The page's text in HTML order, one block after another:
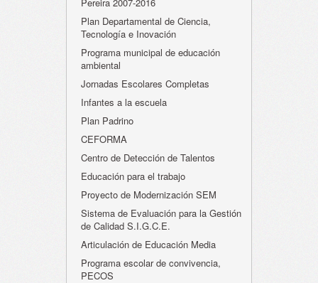
Plan Departamental de Ciencia,
Tecnología e Inovación
Programa municipal de educación
ambiental
Jornadas Escolares Completas
Infantes a la escuela
Plan Padrino
CEFORMA
Centro de Detección de Talentos
Educación para el trabajo
Proyecto de Modernización SEM
Sistema de Evaluación para la Gestión
de Calidad S.I.G.C.E.
Articulación de Educación Media
Programa escolar de convivencia,
PECOS